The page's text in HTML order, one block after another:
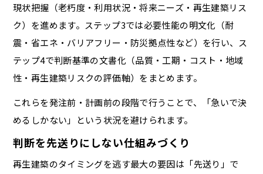
現状把握（老朽度・利用状況・将来ニーズ・再生建築リス
ク）を進めます。ステップ3では必要性能の明文化（耐
震・省エネ・バリアフリー・防災拠点性など）を行い、ス
テップ4で判断基準の文書化（品質・工期・コスト・地域
性・再生建築リスクの評価軸）をまとめます。
これらを発注前・計画前の段階で行うことで、「急いで決
めるしかない」という状況を避けられます。
判断を先送りにしない仕組みづくり
再生建築のタイミングを逃す最大の要因は「先送り」で